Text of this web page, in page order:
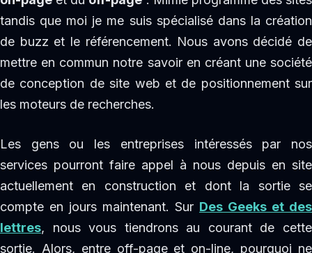
tandis que moi je me suis spécialisé dans la création
de buzz et le référencement. Nous avons décidé de
mettre en commun notre savoir en créant une société
de conception de site web et de positionnement sur
les moteurs de recherches.
Les gens ou les entreprises intéressés par nos
services pourront faire appel à nous depuis en site
actuellement en construction et dont la sortie se
compte en jours maintenant. Sur Des Geeks et des
lettres, nous vous tiendrons au courant de cette
sortie. Alors, entre off-page et on-line, pourquoi ne